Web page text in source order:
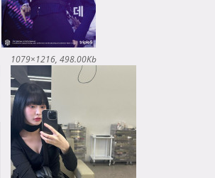
1079×1216 498.00Kb